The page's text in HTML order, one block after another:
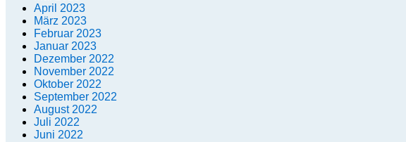
April 2023
März 2023
Februar 2023
Januar 2023
Dezember 2022
November 2022
Oktober 2022
September 2022
August 2022
Juli 2022
Juni 2022